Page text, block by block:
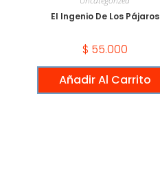
El Ingenio De Los Pájaros
$ 55.000
Añadir Al Carrito